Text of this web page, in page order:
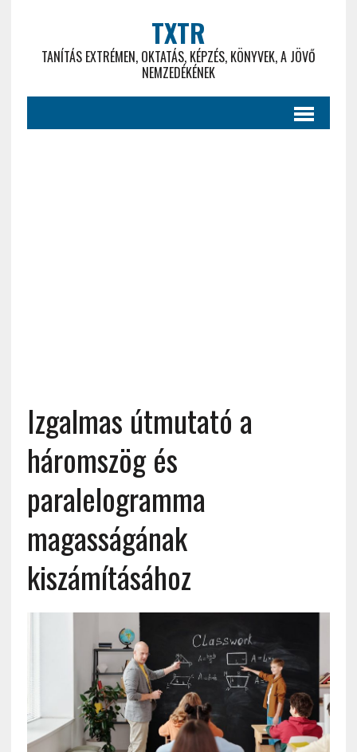
TXTR
TANÍTÁS EXTRÉMEN, OKTATÁS, KÉPZÉS, KÖNYVEK, A JÖVŐ
NEMZEDÉKÉNEK
Izgalmas útmutató a
háromszög és
paralelogramma
magasságának
kiszámításához